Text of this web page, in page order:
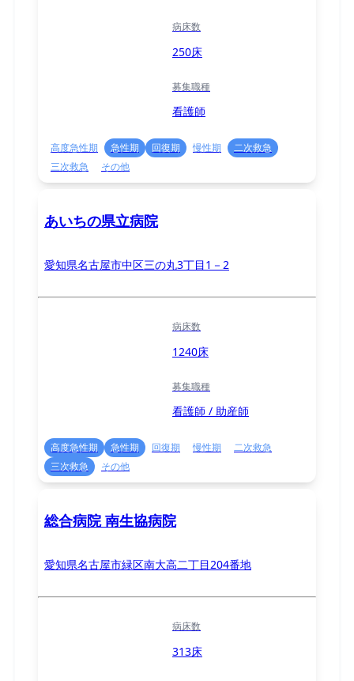
病床数
250床
募集職種
看護師
高度急性期 急性期 回復期 慢性期
二次救急
三次救急
その他
あいちの県立病院
愛知県名古屋市中区三の丸3丁目1－2
病床数
1240床
募集職種
看護師 / 助産師
高度急性期 急性期 回復期 慢性期
二次救急
三次救急
その他
総合病院 南生協病院
愛知県名古屋市緑区南大高二丁目204番地
病床数
313床